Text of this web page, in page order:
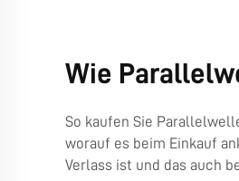
Wie
So kaufen Sie
worauf es beim Einkauf
Verlass ist und das auch